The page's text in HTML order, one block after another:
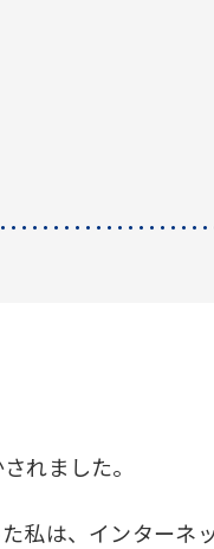
れました。
私は、インター